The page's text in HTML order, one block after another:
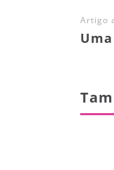
Artigo